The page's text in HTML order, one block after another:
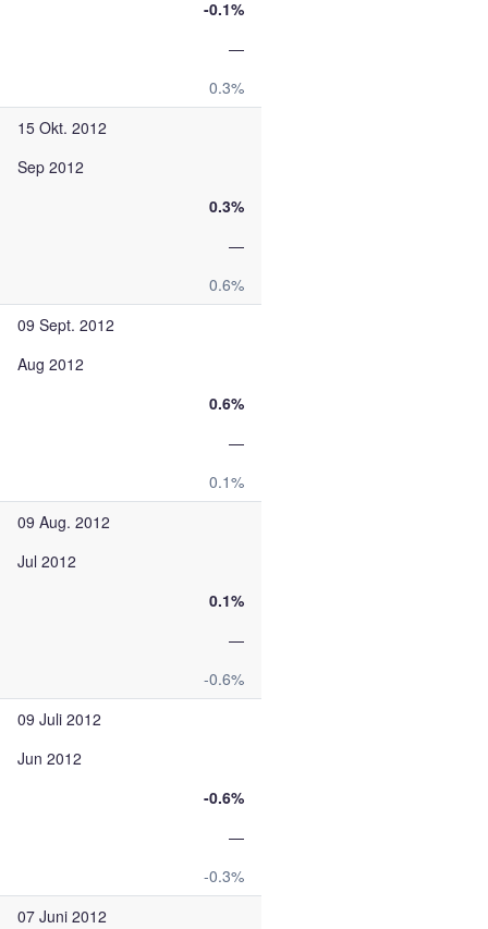
-0.1%
—
0.3%
15 Okt. 2012
Sep 2012
0.3%
—
0.6%
09 Sept. 2012
Aug 2012
0.6%
—
0.1%
09 Aug. 2012
Jul 2012
0.1%
—
-0.6%
09 Juli 2012
Jun 2012
-0.6%
—
-0.3%
07 Juni 2012